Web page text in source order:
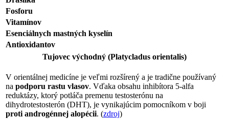
Fosforu
Vitamínov
Esenciálnych mastných kyselín
Antioxidantov
Tujovec východný (Platycladus orientalis)
V orientálnej medicíne je veľmi rozšírený a je tradične používaný
na podporu rastu vlasov. Vďaka obsahu inhibítora 5-alfa
reduktázy, ktorý potláča premenu testosterónu na
dihydrotestosterón (DHT), je vynikajúcim pomocníkom v boji
proti androgénnej alopécii. (zdroj)